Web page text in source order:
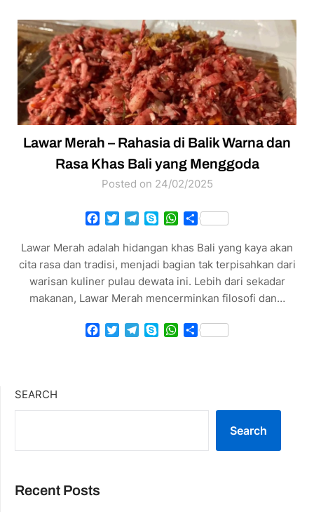
Lawar Merah – Rahasia di Balik Warna dan
Rasa Khas Bali yang Menggoda
Posted on 24/02/2025
Facebook
TwitterTelegram
SkypeWhatsApp
Share
Lawar Merah adalah hidangan khas Bali yang kaya akan
cita rasa dan tradisi, menjadi bagian tak terpisahkan dari
warisan kuliner pulau dewata ini. Lebih dari sekadar
makanan, Lawar Merah mencerminkan filosofi dan…
Facebook
TwitterTelegram
SkypeWhatsApp
Share
SEARCH
Search
Recent Posts